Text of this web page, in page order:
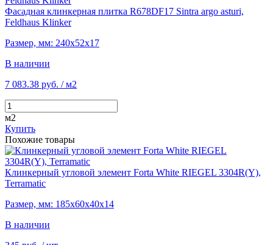
Фасадная клинкерная плитка R678DF17 Sintra argo asturi,
Feldhaus Klinker
Размер, мм: 240х52х17
В наличии
7 083.38 руб. / м2
м2
Купить
Похожие товары
Клинкерный угловой элемент Forta White RIEGEL 3304R(Y),
Terramatic
Размер, мм: 185х60х40х14
В наличии